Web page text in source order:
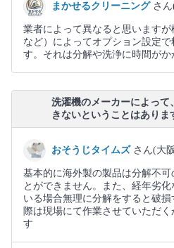
まかせるクリーニング さ
業者によって異なると思います
など）によってオプション設定
す。それは分解や洗浄に時間がか
洗濯機のメーカーによっ
きないということはありま
おそうじタイムズ さん(大
基本的に海外製の製品は分解不
とができません。また、経年劣
いる場合無理に分解をすると破
際は現場にて作業させていただ
す